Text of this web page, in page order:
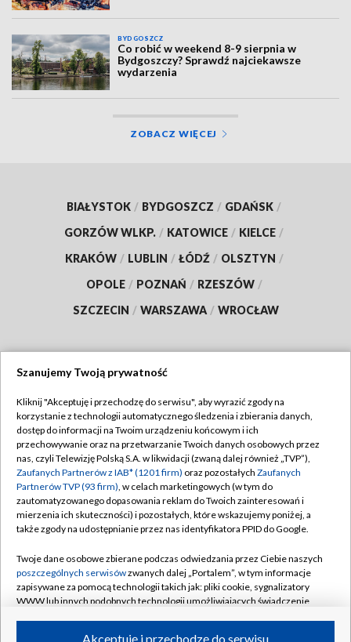
BYDGOSZCZ
Co robić w weekend 8-9 sierpnia w
Bydgoszczy? Sprawdź najciekawsze
wydarzenia
ZOBACZ WIĘCEJ
BIAŁYSTOK / BYDGOSZCZ / GDAŃSK /
GORZÓW WLKP. / KATOWICE / KIELCE /
KRAKÓW / LUBLIN / ŁÓDŹ / OLSZTYN /
OPOLE / POZNAŃ / RZESZÓW /
SZCZECIN / WARSZAWA / WROCŁAW
TVP
Abonament TVP
Emisja w TVP
Centrum informacji TVP
Naziemna Telewizja Cyfrowa
Rada Programowa
System NOS
Informacje o nadawcy
Regulamin TVP
Polityka prywatności
Moje zgody
Pomoc
Kontakt
Kanały
Szanujemy Twoją prywatność
Kliknij "Akceptuję i przechodzę do serwisu", aby wyrazić zgody na
korzystanie z technologii automatycznego śledzenia i zbierania danych,
dostęp do informacji na Twoim urządzeniu końcowym i ich
przechowywanie oraz na przetwarzanie Twoich danych osobowych przez
nas, czyli Telewizję Polską S.A. w likwidacji (zwaną dalej również „TVP”),
Zaufanych Partnerów z IAB* (1201 firm) oraz pozostałych Zaufanych
Partnerów TVP (93 firm), w celach marketingowych (w tym do
zautomatyzowanego dopasowania reklam do Twoich zainteresowań i
mierzenia ich skuteczności) i pozostałych, które wskazujemy poniżej, a
także zgody na udostępnianie przez nas identyfikatora PPID do Google.
Twoje dane osobowe zbierane podczas odwiedzania przez Ciebie naszych
poszczególnych serwisówzwanych dalej „Portalem”, w tym informacje
zapisywane za pomocą technologii takich jak: pliki cookie, sygnalizatory
WWW lub innych podobnych technologii umożliwiających świadczenie
Akceptuję i przechodzę do serwisu